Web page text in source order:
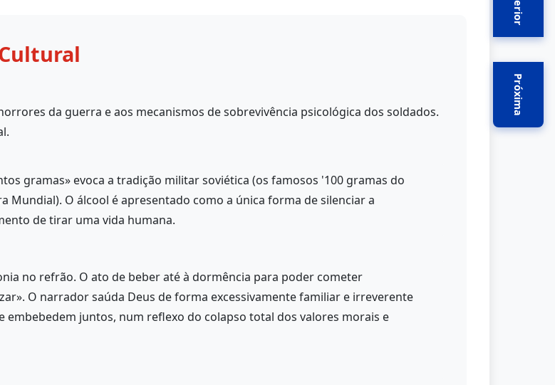
Próxima
da guerra e aos mecanismos de sobrevivência psicológica dos soldados.
gramas» evoca a tradição militar soviética (os famosos '100 gramas do
Mundial). O álcool é apresentado como a única forma de silenciar a
de tirar uma vida humana.
no refrão. O ato de beber até à dormência para poder cometer
O narrador saúda Deus de forma excessivamente familiar e irreverente
embebedem juntos, num reflexo do colapso total dos valores morais e